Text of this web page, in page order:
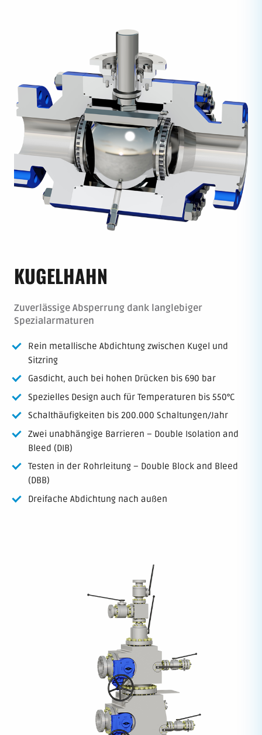
KUGELHAHN
Zuverlässige Absperrung dank langlebiger
Spezialarmaturen
Rein metallische Abdichtung zwischen Kugel und
Sitzring
Gasdicht, auch bei hohen Drücken bis 690 bar
Spezielles Design auch für Temperaturen bis 550°C
Schalthäufigkeiten bis 200.000 Schaltungen/Jahr
Zwei unabhängige Barrieren – Double Isolation and
Bleed (DIB)
Testen in der Rohrleitung – Double Block and Bleed
(DBB)
Dreifache Abdichtung nach außen